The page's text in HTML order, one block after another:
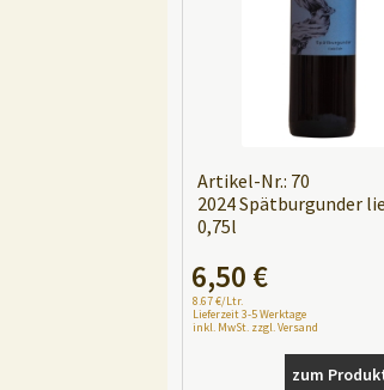
Artikel-Nr.: 70
2024 Spätburgunder
0,75l
8.67 €/Ltr.
Lieferzeit 3-5 Werktage
inkl. MwSt. zzgl. Versand
6,50 €
A
zum